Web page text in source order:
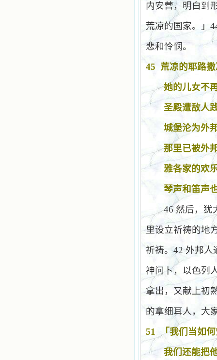
内安营，明白到
荒凉的国家。」
悲和怜悯。
45 荒凉的耶路
她的儿女不
圣殿遭敌人
城堡沦为外
那里已被外
雅各家的欢
琴声和笛声
46然后，犹
里设立祈祷的地
祈祷。42外邦人
神问卜，以色列
拿出，又献上初
的拿细耳人，大
51
「我们当如
我们还能把